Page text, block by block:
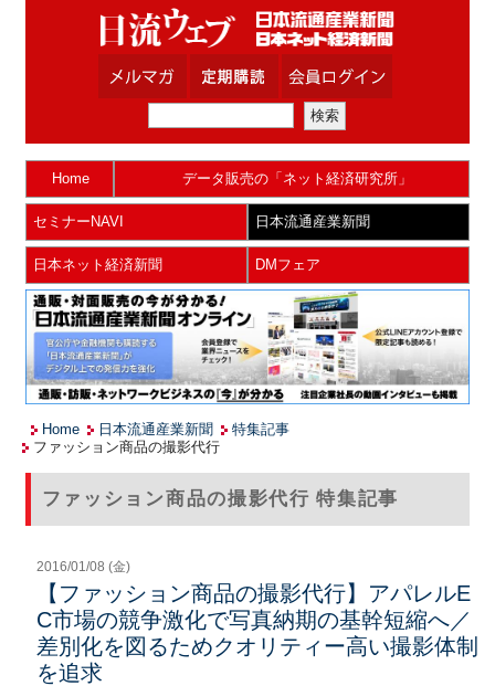
Home データ販売の「ネット経済研究所」
セミナーNAVI 日本流通産業新聞
日本ネット経済新聞 DMフェア
Home 日本流通産業新聞
特集記事
ファッション商品の撮影代行
ファッション商品の撮影代行 特集記事
2016/01/08 (金)
【ファッション商品の撮影代行】アパレルE
C市場の競争激化で写真納期の基幹短縮へ／
差別化を図るためクオリティー高い撮影体制
を追求